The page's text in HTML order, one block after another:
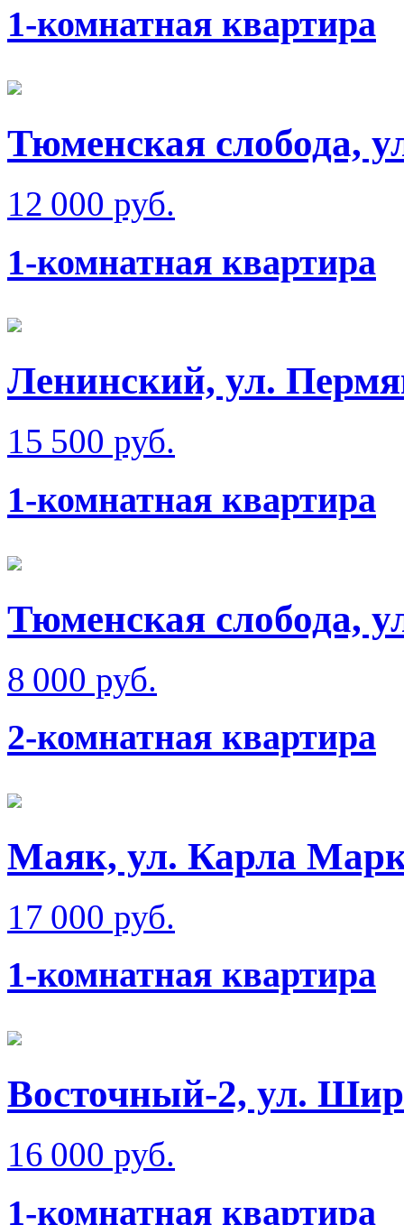
1-комнатная квартира
Тюменская слобода,
12 000 руб.
1-комнатная квартира
Ленинский, ул.
15 500 руб.
1-комнатная квартира
Тюменская слобода,
8 000 руб.
2-комнатная квартира
Маяк, ул. Карла
17 000 руб.
1-комнатная квартира
Восточный-2, ул.
16 000 руб.
1-комнатная квартира